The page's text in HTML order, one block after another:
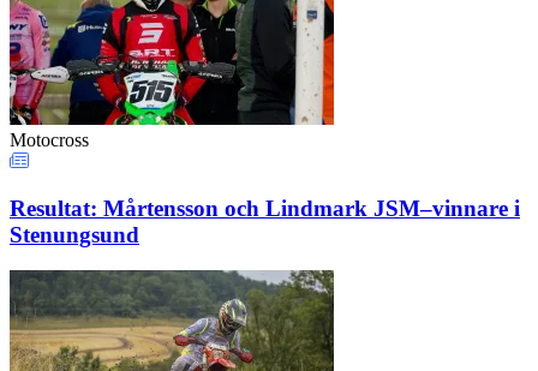
Motocross
Resultat: Mårtensson och Lindmark JSM–vinnare i
Stenungsund